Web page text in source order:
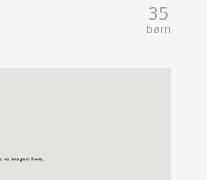
35
børn